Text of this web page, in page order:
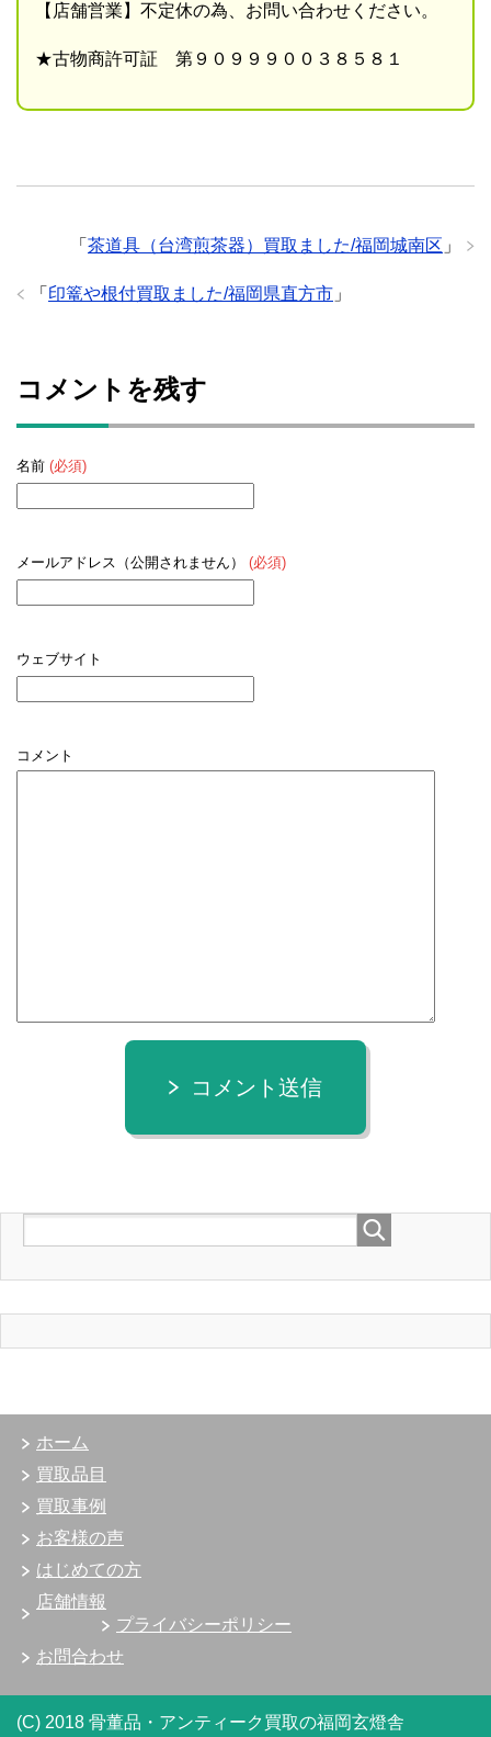
【店舗営業】不定休の為、お問い合わせください。
★古物商許可証 第９０９９９００３８５８１
「 茶道具（台湾煎茶器）買取ました/福岡城南区 」
「 印篭や根付買取ました/福岡県直方市 」
コメントを残す
名前 (必須)
メールアドレス（公開されません） (必須)
ウェブサイト
コメント
コメント送信
ホーム
買取品目
買取事例
お客様の声
はじめての方
店舗情報
プライバシーポリシー
お問合わせ
(C) 2018 骨董品・アンティーク買取の福岡玄燈舎